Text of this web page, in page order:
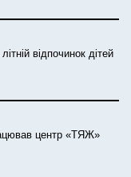
відпочинок дітей
центр «ТЯЖ»